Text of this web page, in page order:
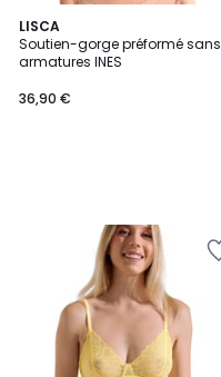
LISCA
Soutien-gorge préformé sans
armatures INES
36,90 €